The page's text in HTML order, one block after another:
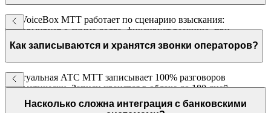
Да. VoiceBox МТТ работает по сценарию взыскания:
информирует о сумме долга, фиксирует реакцию, при
необходимости переводит на оператора. Интегрируется с
вашей CRM или АБС по API.
Как записываются и хранятся звонки операторов?
Виртуальная АТС МТТ записывает 100% разговоров
автоматически. Записи хранятся в облаке до 180 дней,
доступны через личный кабинет с привязкой к карточке
клиента в CRM.
Насколько сложна интеграция с банковскими